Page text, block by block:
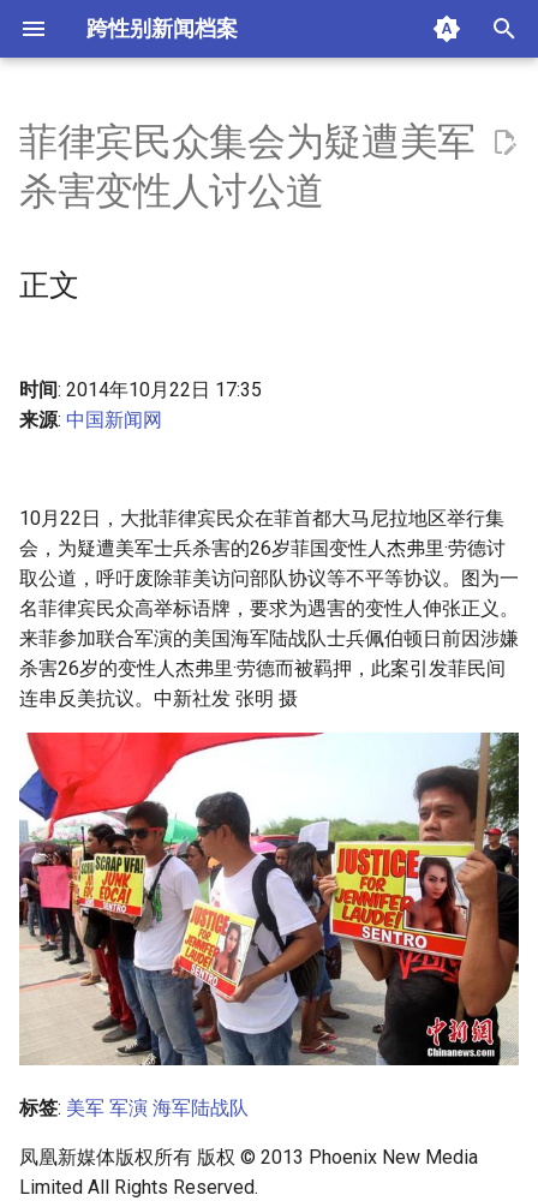
跨性别新闻档案
t
a
i
z
n
g
s
e
正文
附加信息 [Processed Page
菲律宾民众集会为疑遭美军
杀害变性人讨公道
正文
时间: 2014年10月22日 17:35
来源: 中国新闻网
10月22日，大批菲律宾民众在菲首都大马尼拉地区举行集
会，为疑遭美军士兵杀害的26岁菲国变性人杰弗里·劳德讨
取公道，呼吁废除菲美访问部队协议等不平等协议。图为一
名菲律宾民众高举标语牌，要求为遇害的变性人伸张正义。
来菲参加联合军演的美国海军陆战队士兵佩伯顿日前因涉嫌
杀害26岁的变性人杰弗里·劳德而被羁押，此案引发菲民间
连串反美抗议。中新社发 张明 摄
标签: 美军 军演 海军陆战队
凤凰新媒体版权所有 版权 © 2013 Phoenix New Media
Limited All Rights Reserved.